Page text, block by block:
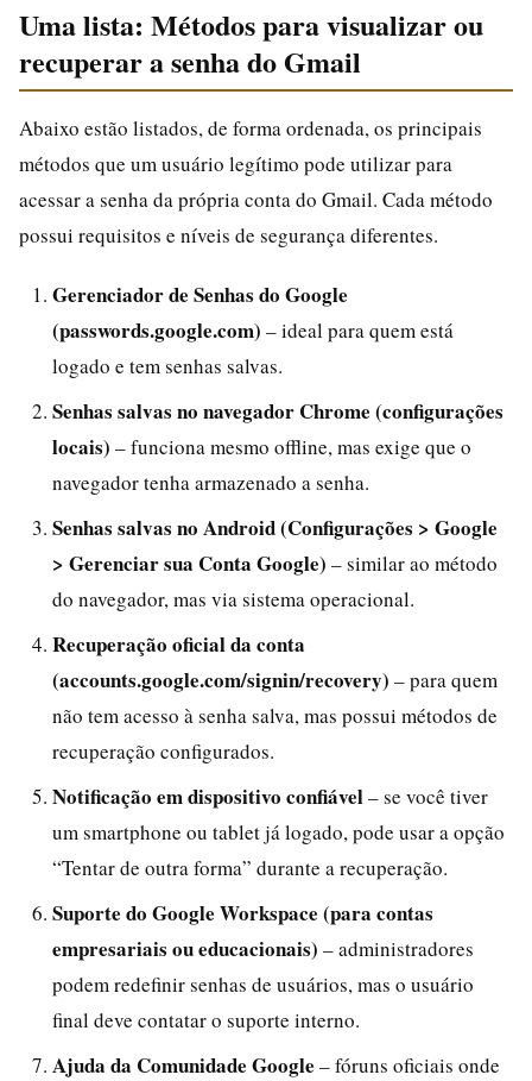
Uma lista: Métodos para visualizar ou
recuperar a senha do Gmail
Abaixo estão listados, de forma ordenada, os principais
métodos que um usuário legítimo pode utilizar para
acessar a senha da própria conta do Gmail. Cada método
possui requisitos e níveis de segurança diferentes.
Gerenciador de Senhas do Google
(passwords.google.com) – ideal para quem está
logado e tem senhas salvas.
Senhas salvas no navegador Chrome (configurações
locais) – funciona mesmo offline, mas exige que o
navegador tenha armazenado a senha.
Senhas salvas no Android (Configurações > Google
> Gerenciar sua Conta Google) – similar ao método
do navegador, mas via sistema operacional.
Recuperação oficial da conta
(accounts.google.com/signin/recovery) – para quem
não tem acesso à senha salva, mas possui métodos de
recuperação configurados.
Notificação em dispositivo confiável– se você tiver
um smartphone ou tablet já logado, pode usar a opção
“Tentar de outra forma” durante a recuperação.
Suporte do Google Workspace (para contas
empresariais ou educacionais) – administradores
podem redefinir senhas de usuários, mas o usuário
final deve contatar o suporte interno.
Ajuda da Comunidade Google – fóruns oficiais onde